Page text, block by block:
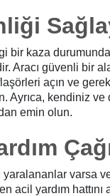
bir kaza
Aracı güvenli bir
açın ve
Ayrıca, kendiniz ve
emin olun.
yaralananlar varsa
acil yardım hattını